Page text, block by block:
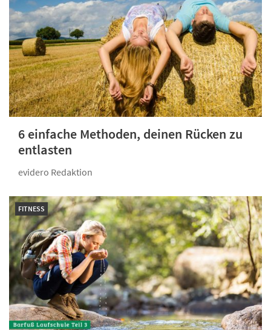
6 einfache Methoden, deinen Rücken zu
entlasten
evidero Redaktion
FITNESS